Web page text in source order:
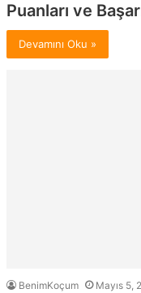
Puanları ve
Devamını Oku »
BenimKoçum Mayıs 5,